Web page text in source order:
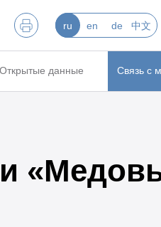
ru en de 中文
Открытые данные Связь с